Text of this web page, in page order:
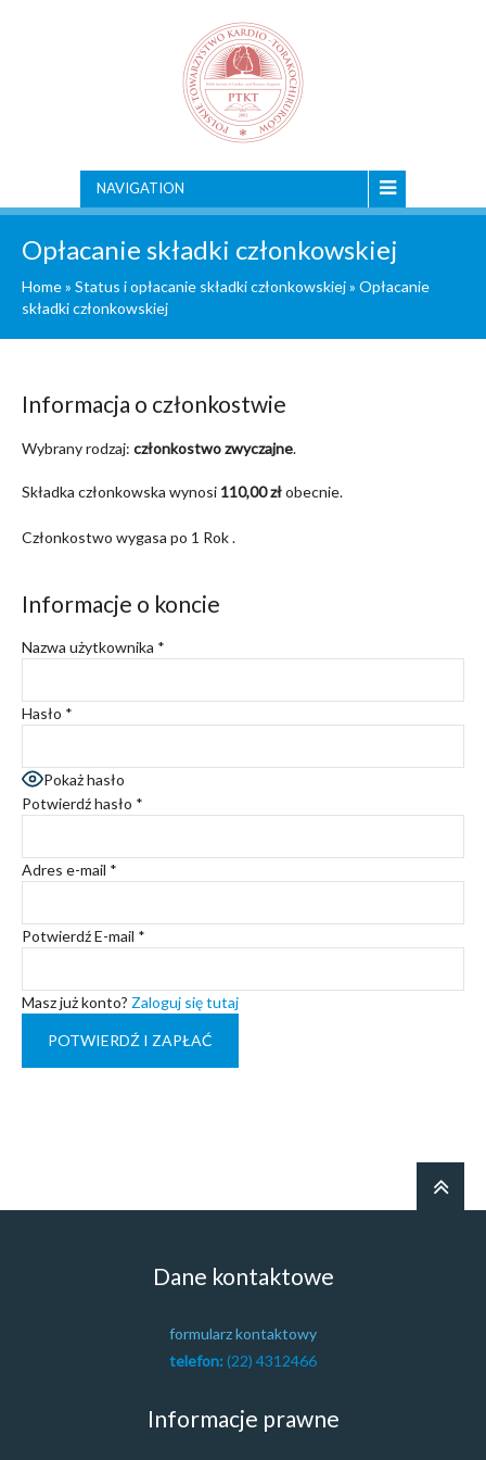
NAVIGATION
Opłacanie składki członkowskiej
Home» Status i opłacanie składki członkowskiej» Opłacanie
składki członkowskiej
Informacja o członkostwie
Wybrany rodzaj: członkostwo zwyczajne.
Składka członkowska wynosi 110,00 złobecnie.
Członkostwo wygasa po 1 Rok .
Informacje o koncie
Nazwa użytkownika *
Hasło *
Pokaż hasło
Potwierdź hasło *
Adres e-mail *
Potwierdź E-mail *
Masz już konto? Zaloguj się tutaj
Dane kontaktowe
formularz kontaktowy
telefon: (22) 4312466
Informacje prawne